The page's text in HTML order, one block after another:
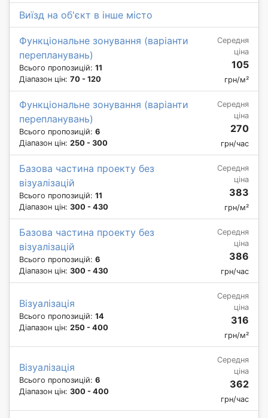
Виїзд на об'єкт в інше місто
Функціональне зонування (варіанти
перепланувань)
Всього пропозицій: 11
Діапазон цін: 70 - 120
Середня
ціна
105
грн/м²
Функціональне зонування (варіанти
перепланувань)
Всього пропозицій: 6
Діапазон цін: 250 - 300
Середня
ціна
270
грн/час
Базова частина проекту без
візуалізацій
Всього пропозицій: 11
Діапазон цін: 300 - 430
Середня
ціна
383
грн/м²
Базова частина проекту без
візуалізацій
Всього пропозицій: 6
Діапазон цін: 300 - 430
Середня
ціна
386
грн/час
Візуалізація
Всього пропозицій: 14
Діапазон цін: 250 - 400
Середня
ціна
316
грн/м²
Візуалізація
Всього пропозицій: 6
Діапазон цін: 300 - 400
Середня
ціна
362
грн/час